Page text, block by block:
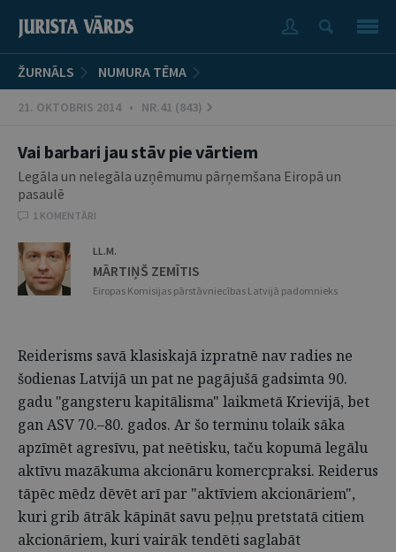
ŽURNĀLS NUMURA TĒMA
21. OKTOBRIS 2014 • NR.41 (843)
Vai barbari jau stāv pie vārtiem
Legāla un nelegāla uzņēmumu pārņemšana Eiropā un
pasaulē
1 KOMENTĀRI
LL.M.
MĀRTIŅŠ ZEMĪTIS
Eiropas Komisijas pārstāvniecības Latvijā padomnieks
Reiderisms savā klasiskajā izpratnē nav radies ne
šodienas Latvijā un pat ne pagājušā gadsimta 90.
gadu "gangsteru kapitālisma" laikmetā Krievijā, bet
gan ASV 70.–80. gados. Ar šo terminu tolaik sāka
apzīmēt agresīvu, pat neētisku, taču kopumā legālu
aktīvu mazākuma akcionāru komercpraksi. Reiderus
tāpēc mēdz dēvēt arī par "aktīviem akcionāriem",
kuri grib ātrāk kāpināt savu peļņu pretstatā citiem
akcionāriem, kuri vairāk tendēti saglabāt